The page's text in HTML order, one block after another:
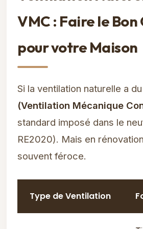
VMC : Faire le Bon
pour votre Maison
Si la ventilation naturelle a
(Ventilation Mécanique
standard imposé dans le
RE2020). Mais en
souvent féroce.
Type de Ventilation